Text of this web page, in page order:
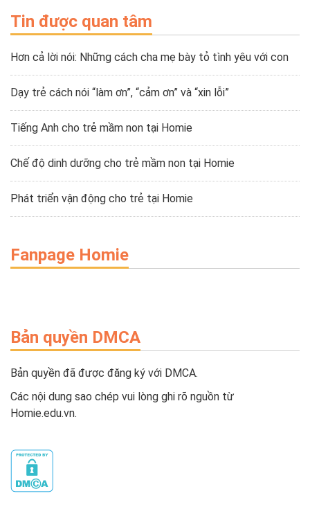
Tin được quan tâm
Hơn cả lời nói: Những cách cha mẹ bày tỏ tình yêu với con
Dạy trẻ cách nói “làm ơn”, “cảm ơn” và “xin lỗi”
Tiếng Anh cho trẻ mầm non tại Homie
Chế độ dinh dưỡng cho trẻ mầm non tại Homie
Phát triển vận động cho trẻ tại Homie
Fanpage Homie
Bản quyền DMCA
Bản quyền đã được đăng ký với DMCA.
Các nội dung sao chép vui lòng ghi rõ nguồn từ
Homie.edu.vn.